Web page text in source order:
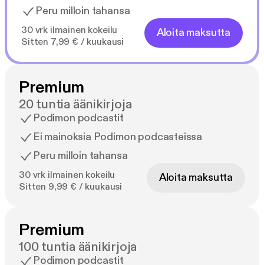
Peru milloin tahansa
30 vrk ilmainen kokeilu
Sitten 7,99 € / kuukausi
Aloita maksutta
Premium
20 tuntia äänikirjoja
Podimon podcastit
Ei mainoksia Podimon podcasteissa
Peru milloin tahansa
30 vrk ilmainen kokeilu
Sitten 9,99 € / kuukausi
Aloita maksutta
Premium
100 tuntia äänikirjoja
Podimon podcastit